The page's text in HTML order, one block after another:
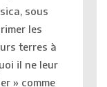
sous
les
terres à
il ne leur
» comme